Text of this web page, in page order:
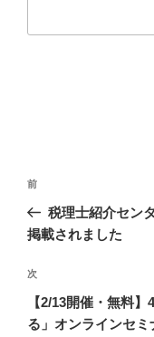
投
ナ
ゲ
ー
シ
前
の
投
前
税理士紹介セン
掲載されました
次
の
投
次
【2/13開催・無料
る」オンラインセ